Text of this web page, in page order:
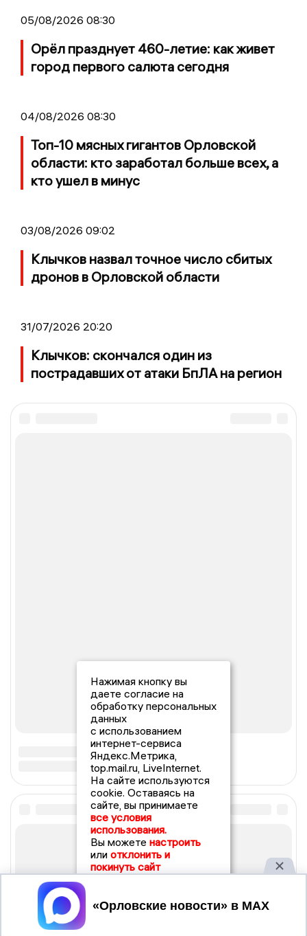
05/08/2026 08:30
Орёл празднует 460-летие: как живет
город первого салюта сегодня
04/08/2026 08:30
Топ-10 мясных гигантов Орловской
области: кто заработал больше всех, а
кто ушел в минус
03/08/2026 09:02
Клычков назвал точное число сбитых
дронов в Орловской области
31/07/2026 20:20
Клычков: скончался один из
пострадавших от атаки БпЛА на регион
Нажимая кнопку вы
даете согласие на
обработку персональных
данных
с использованием
интернет-сервиса
Яндекс.Метрика,
top.mail.ru, LiveInternet.
На сайте используются
cookie. Оставаясь на
сайте, вы принимаете
все условия
использования.
Вы можете настроить
или отклонить и
покинуть сайт
Принять